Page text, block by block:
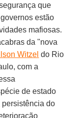
que
estão
mafiosas.
da "nova
Witzel do Rio
com a
de estado
do